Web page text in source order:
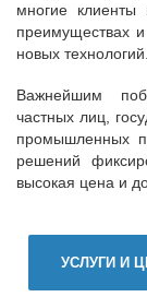
многие клиенты
преимуществах
новых технологий.
Важнейшим
частных лиц,
промышленных
решений
высокая цена и
УСЛУГИ И